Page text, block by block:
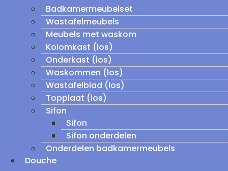
Badkamermeubelset
Wastafelmeubels
Meubels met waskom
Kolomkast (los)
Onderkast (los)
Waskommen (los)
Wastafelblad (los)
Topplaat (los)
Sifon
Sifon
Sifon onderdelen
Onderdelen badkamermeubels
Douche